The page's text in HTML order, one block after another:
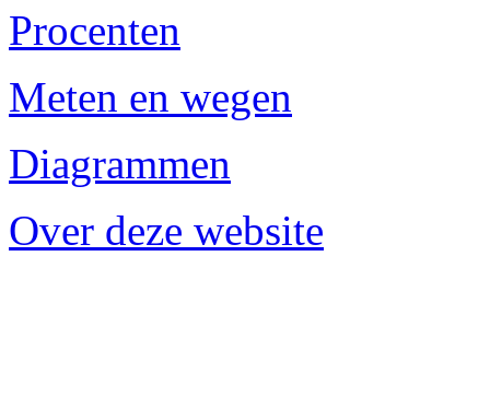
Procenten
Meten en wegen
Diagrammen
Over deze website